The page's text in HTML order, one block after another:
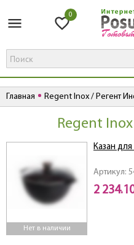
0
Главная Regent Inox / Регент
Regent
Нет в наличии
Артикул:
Казан
2